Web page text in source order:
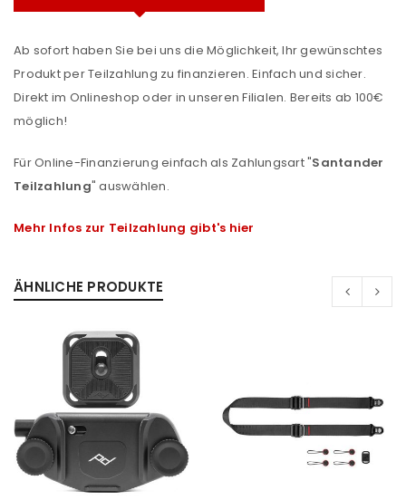
Ab sofort haben Sie bei uns die Möglichkeit, Ihr gewünschtes
Produkt per Teilzahlung zu finanzieren. Einfach und sicher.
Direkt im Onlineshop oder in unseren Filialen. Bereits ab 100€
möglich!
Für Online-Finanzierung einfach als Zahlungsart "Santander
Teilzahlung" auswählen.
Mehr Infos zur Teilzahlung gibt's hier
ÄHNLICHE PRODUKTE